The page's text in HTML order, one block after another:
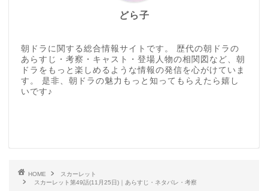
どら子
朝ドラに関する総合情報サイトです。 歴代の朝ドラの
あらすじ・考察・キャスト・登場人物の相関図など、朝
ドラをもっと楽しめるような情報の発信を心がけていま
す。 是非、朝ドラの魅力もっと知ってもらえたら嬉し
いです♪
HOME
スカーレット
スカーレット第49話(11月25日)｜あらすじ・ネタバレ・考察